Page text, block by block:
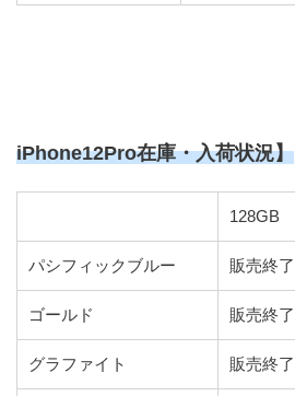
iPhone12Pro在庫・入荷状況】
128GB
パシフィックブルー 販売終了
ゴールド 販売終了
グラファイト 販売終了